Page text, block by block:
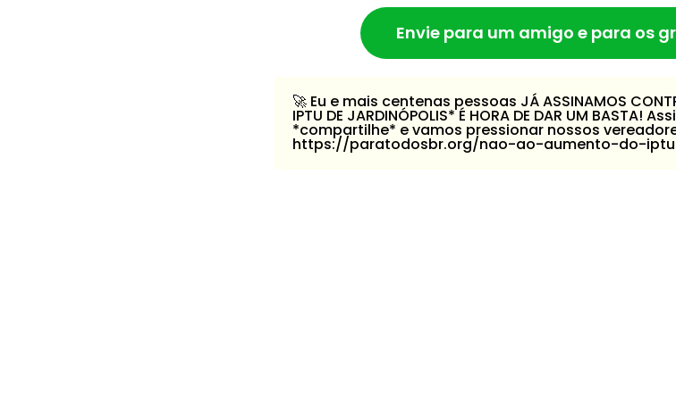
Envie para um amigo e para os
🚀️ Eu e mais centenas pessoas JÁ ASSINAMOS
IPTU DE JARDINÓPOLIS* É HORA DE DAR UM BASTA!
*compartilhe* e vamos pressionar nossos
https://paratodosbr.org/nao-ao-aumento-do-